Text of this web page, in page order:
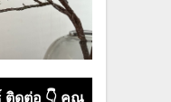
ติดต่อ 👇 คุณ